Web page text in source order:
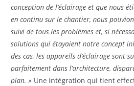
conception de l’éclairage et que nous
en continu sur le chantier, nous
suivi de tous les problèmes et, si
solutions qui étayaient notre concept
des cas, les appareils d’éclairage sont
parfaitement dans l’architecture,
plan. » Une intégration qui tient